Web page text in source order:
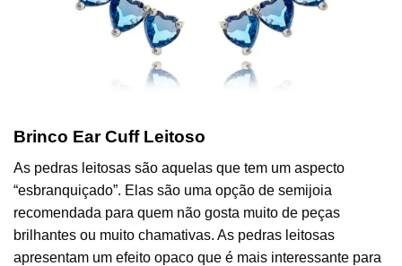
Brinco Ear Cuff Leitoso
As pedras leitosas são aquelas que tem um aspecto
“esbranquiçado”. Elas são uma opção de semijoia
recomendada para quem não gosta muito de peças
brilhantes ou muito chamativas. As pedras leitosas
apresentam um efeito opaco que é mais interessante para